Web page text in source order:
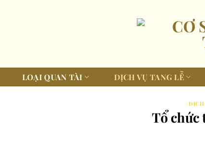
LOẠI QUAN TÀI DỊCH VỤ TANG LỄ
DỊCH
Tổ chức